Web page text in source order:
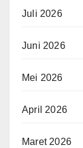
Juli 2026
Juni 2026
Mei 2026
April 2026
Maret 2026